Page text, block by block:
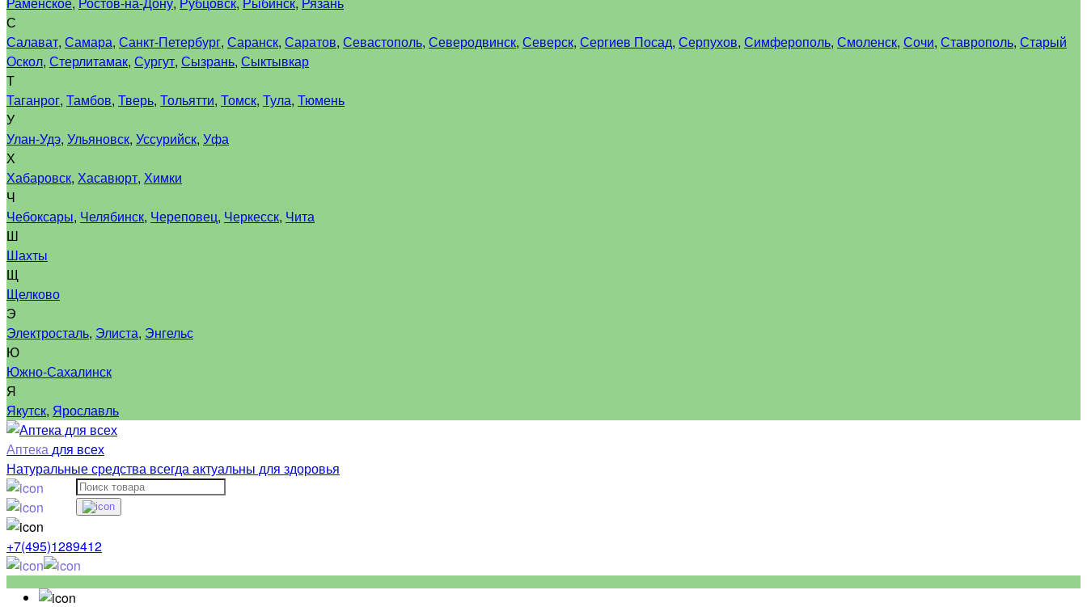
С
Салават, Самара, Санкт-Петербург, Саранск, Саратов, Севастополь, Северодвинск, Северск, Сергиев Посад, Серпухов, Симферополь, Смоленск, Сочи, Ставрополь, Старый
Оскол, Стерлитамак, Сургут, Сызрань, Сыктывкар
Т
Таганрог, Тамбов, Тверь, Тольятти, Томск, Тула, Тюмень
У
Улан-Удэ, Ульяновск, Уссурийск, Уфа
Х
Хабаровск, Хасавюрт, Химки
Ч
Чебоксары, Челябинск, Череповец, Черкесск, Чита
Ш
Шахты
Щ
Щелково
Э
Электросталь, Элиста, Энгельс
Ю
Южно-Сахалинск
Я
Якутск, Ярославль
Аптекадля всех
Натуральные средства всегда актуальны для здоровья
+7(495)1289412